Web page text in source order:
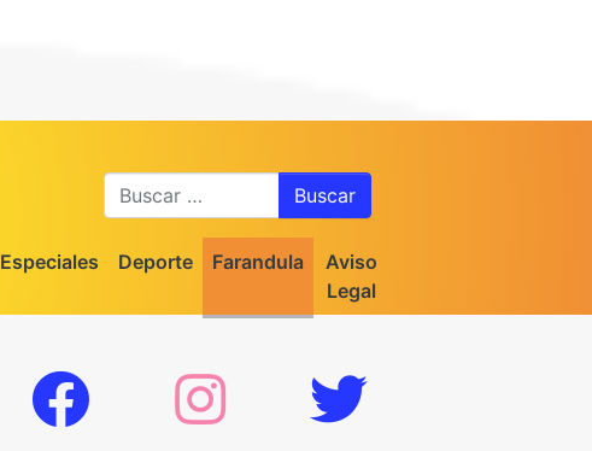
Especiales Deporte Farandula
Aviso
Legal